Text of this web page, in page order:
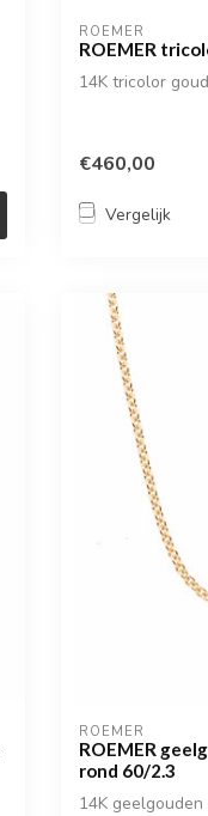
ROEMER
ROEMER
14K tricolor
€460,00
Vergelijk
ROEMER
ROEMER
rond 60/2.3
14K